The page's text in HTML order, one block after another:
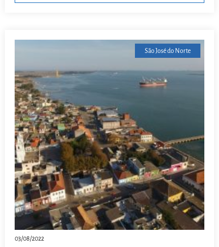
São José do Norte
03/08/2022